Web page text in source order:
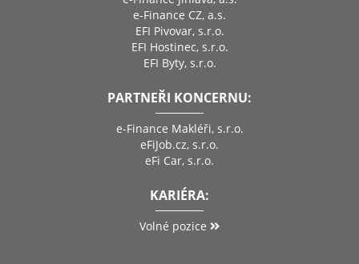
e-Finance CZ, a.s.
EFI Pivovar, s.r.o.
EFI Hostinec, s.r.o.
EFI Byty, s.r.o.
PARTNEŘI KONCERNU:
e-Finance Makléři, s.r.o.
eFiJob.cz, s.r.o.
eFi Car, s.r.o.
KARIÉRA:
Volné pozice